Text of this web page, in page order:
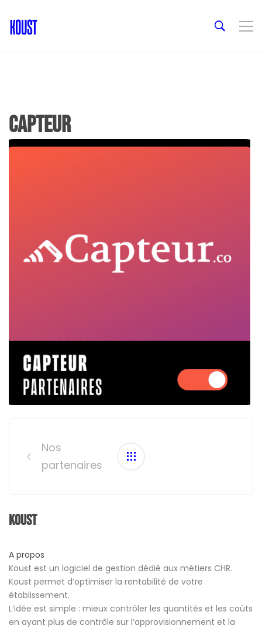
capteur
navigation
Nos
partenaires
Koust
A propos
Koust est un logiciel de gestion dédié aux métiers CHR.
Koust permet d’optimiser la rentabilité de votre
établissement.
L’idée est simple : mieux contrôler les quantités et les coûts
en ayant plus de contrôle sur l’approvisionnement et la